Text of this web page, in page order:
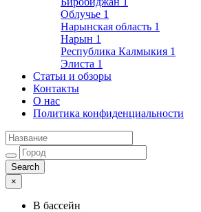
Облучье 1
Нарынская область 1
Нарын 1
Республика Калмыкия 1
Элиста 1
Статьи и обзоры
Контакты
О нас
Политика конфиденциальности
×
В бассейн